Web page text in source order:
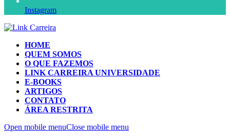
Instagram
HOME
QUEM SOMOS
O QUE FAZEMOS
LINK CARREIRA UNIVERSIDADE
E-BOOKS
ARTIGOS
CONTATO
ÁREA RESTRITA
Open mobile menuClose mobile menu